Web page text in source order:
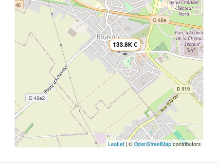
133.8K €
Leaflet| ©OpenStreetMapcontributors